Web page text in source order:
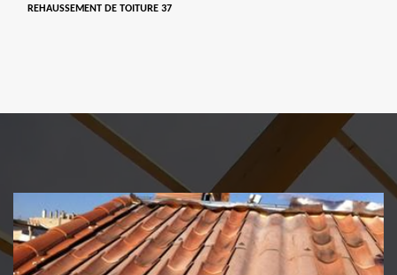
REHAUSSEMENT DE TOITURE 37